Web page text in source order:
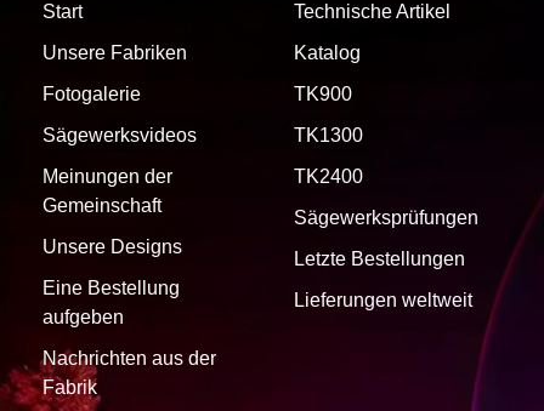
Start
Unsere Fabriken
Fotogalerie
Sägewerksvideos
Meinungen der
Gemeinschaft
Unsere Designs
Eine Bestellung
aufgeben
Nachrichten aus der
Fabrik
Technische Artikel
Katalog
TK900
TK1300
TK2400
Sägewerksprüfungen
Letzte Bestellungen
Lieferungen weltweit